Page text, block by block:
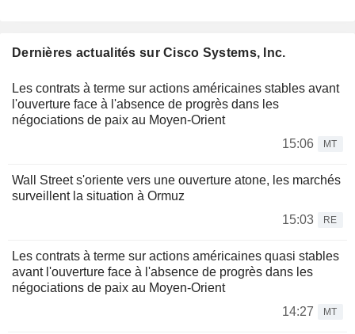
Dernières actualités sur Cisco Systems, Inc.
Les contrats à terme sur actions américaines stables avant
l'ouverture face à l'absence de progrès dans les
négociations de paix au Moyen-Orient
15:06
MT
Wall Street s'oriente vers une ouverture atone, les marchés
surveillent la situation à Ormuz
15:03
RE
Les contrats à terme sur actions américaines quasi stables
avant l'ouverture face à l'absence de progrès dans les
négociations de paix au Moyen-Orient
14:27
MT